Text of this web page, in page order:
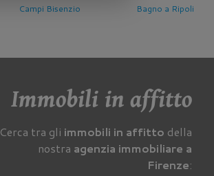
Bagno a Ripoli
Figline e Incisa Valdarno
Immobili in affitto
Cerca tra gli immobili in affitto della
nostra agenzia immobiliare a
Firenze: